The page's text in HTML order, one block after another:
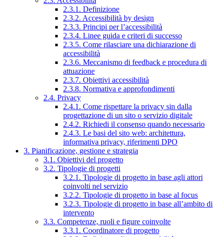
2.3.1. Definizione
2.3.2. Accessibilità by design
2.3.3. Principi per l’accessibilità
2.3.4. Linee guida e criteri di successo
2.3.5. Come rilasciare una dichiarazione di
accessibilità
2.3.6. Meccanismo di feedback e procedura di
attuazione
2.3.7. Obiettivi accessibilità
2.3.8. Normativa e approfondimenti
2.4. Privacy
2.4.1. Come rispettare la privacy sin dalla
progettazione di un sito o servizio digitale
2.4.2. Richiedi il consenso quando necessario
2.4.3. Le basi del sito web: architettura,
informativa privacy, riferimenti DPO
3. Pianificazione, gestione e strategia
3.1. Obiettivi del progetto
3.2. Tipologie di progetti
3.2.1. Tipologie di progetto in base agli attori
coinvolti nel servizio
3.2.2. Tipologie di progetto in base al focus
3.2.3. Tipologie di progetto in base all’ambito di
intervento
3.3. Competenze, ruoli e figure coinvolte
3.3.1. Coordinatore di progetto